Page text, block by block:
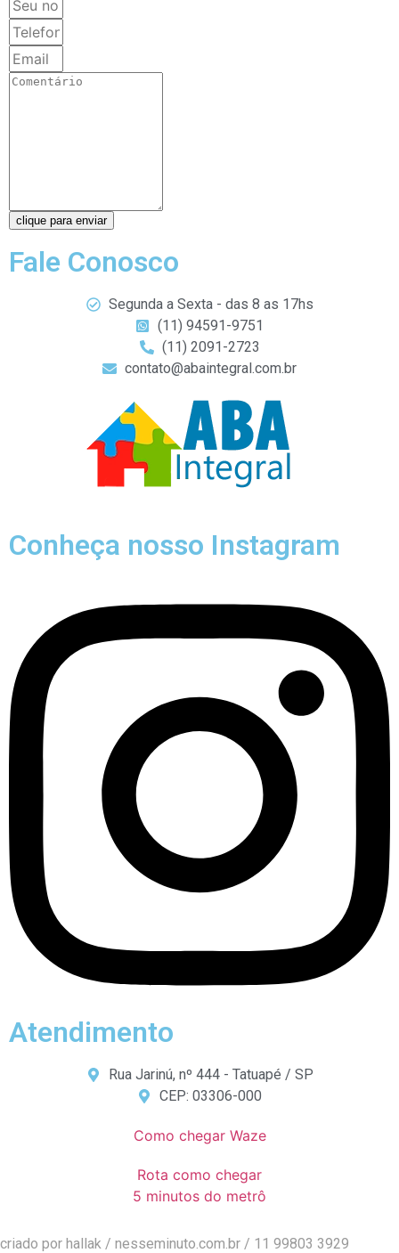
clique para enviar
Fale Conosco
Segunda a Sexta - das 8 as 17hs
(11) 94591-9751
(11) 2091-2723
contato@abaintegral.com.br
Conheça nosso Instagram
Atendimento
Rua Jarinú, nº 444 - Tatuapé / SP
CEP: 03306-000
Como chegar Waze
Rota como chegar
5 minutos do metrô
criado por hallak / nesseminuto.com.br / 11 99803 3929